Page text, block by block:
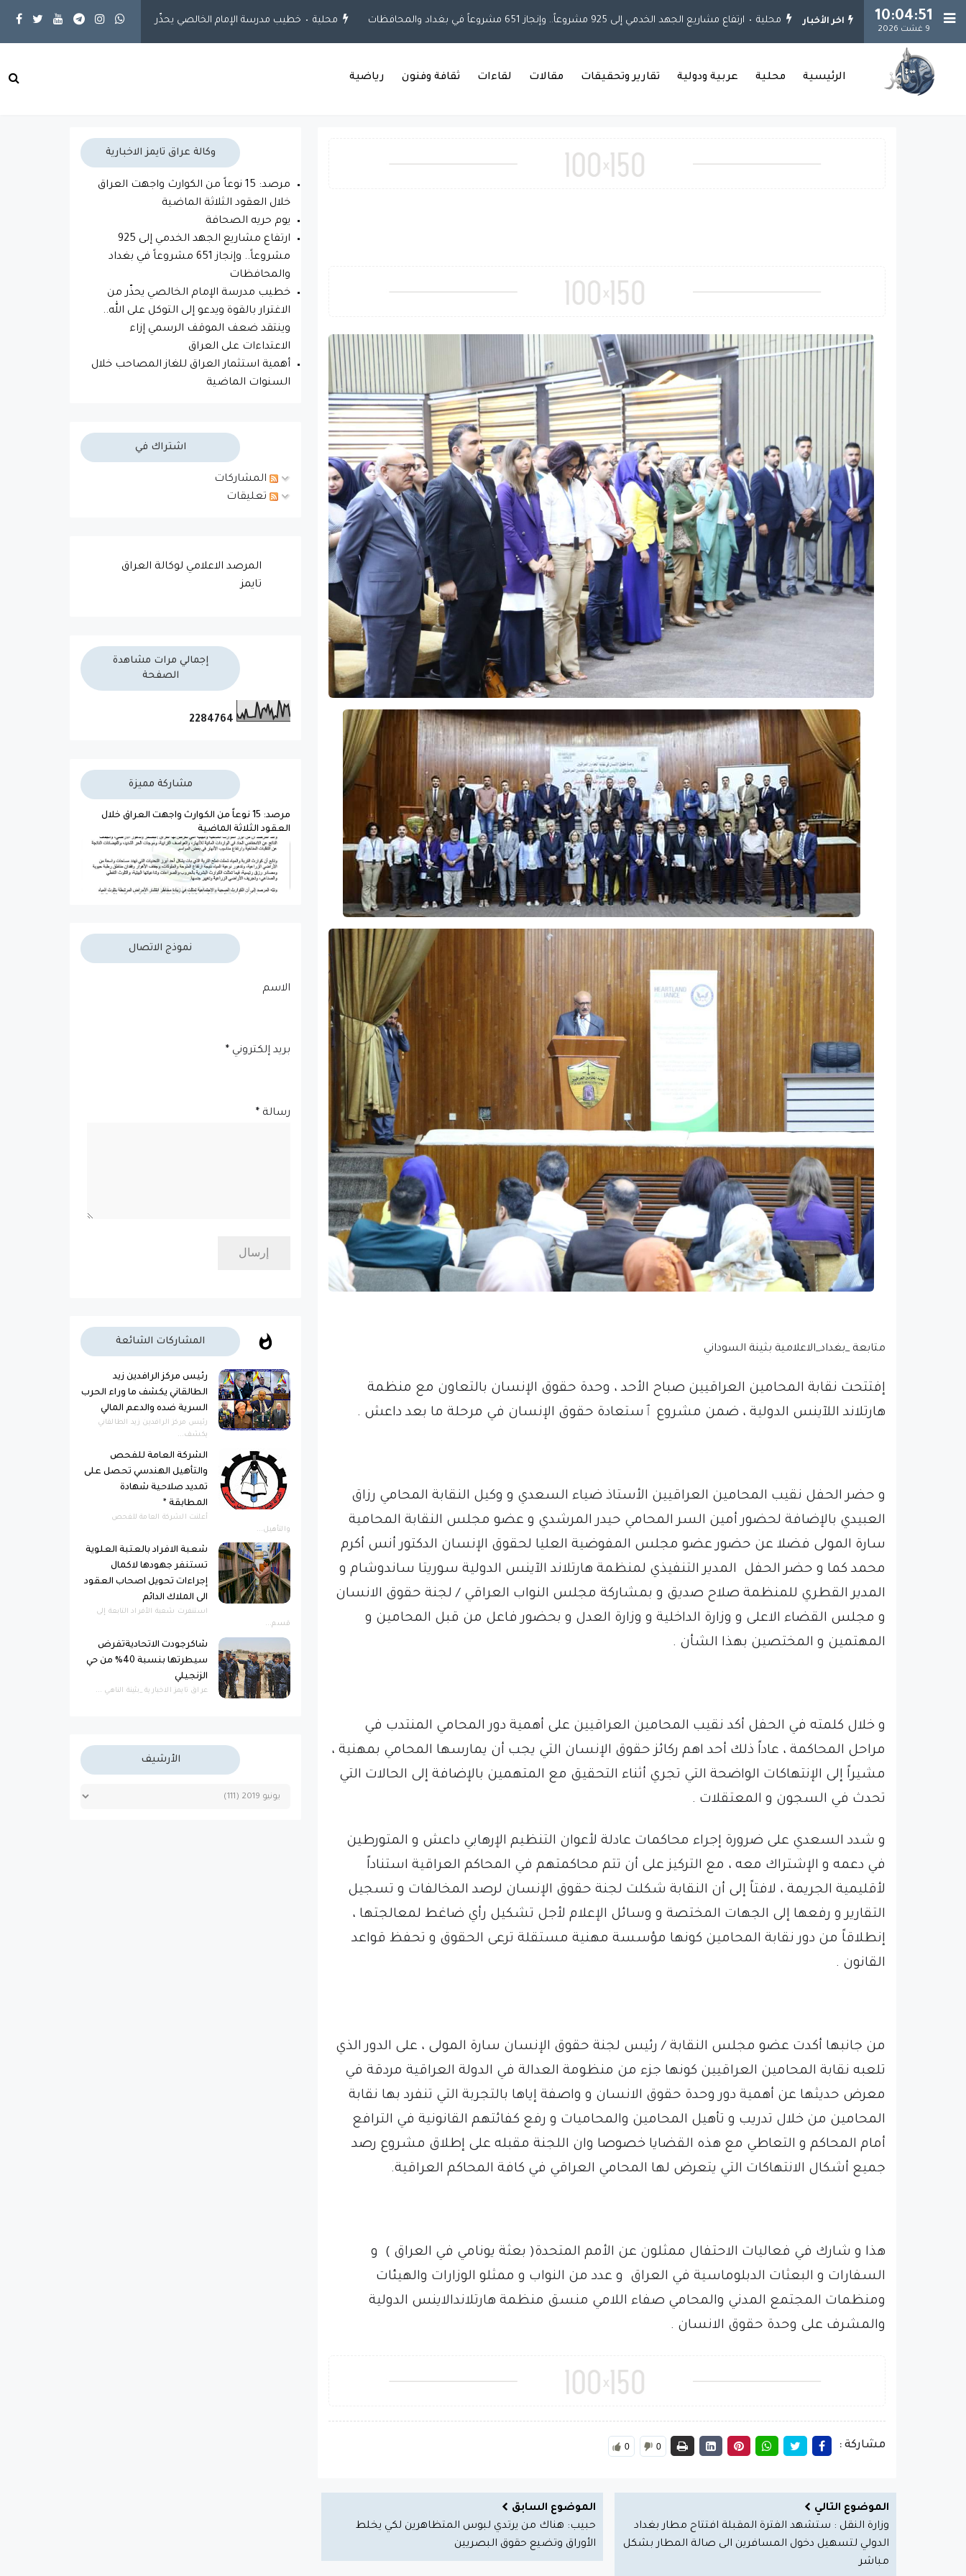
10:04:52
9 غشت 2026
اخر الأخبارمحلية ارتفاع مشاريع الجهد الخدمي إلى 925 مشروعاً.. وإنجاز 651 مشروعاً في بغداد والمحافظات محلية خطيب مدرسة الإمام الخالصي يحذّر من الاغترار بالقوة ويدعو إلى التوكل على
الرئيسية محلية عربية ودولية تقارير وتحقيقات مقالات لقاءات ثقافة وفنون رياضية
متابعة _بغداد_الاعلامية بثينة السوداني
إفتتحت نقابة المحامين العراقيين صباح الأحد ، وحدة حقوق الإنسان بالتعاون مع منظمة
هارتلاند اللآينس الدولية ، ضمن مشروع ٱستعادة حقوق الإنسان في مرحلة ما بعد داعش .
و حضر الحفل نقيب المحامين العراقيين الأستاذ ضياء السعدي و وكيل النقابة المحامي رزاق
العبيدي بالإضافة لحضور أمين السر المحامي حيدر المرشدي و عضو مجلس النقابة المحامية
سارة المولى فضلا عن حضور عضو مجلس المفوضية العليا لحقوق الإنسان الدكتور أنس أكرم
محمد كما و حضر الحفل المدير التنفيذي لمنظمة هارتلاند الآينس الدولية سوريتا ساندوشام و
المدير القطري للمنظمة صلاح صديق و بمشاركة مجلس النواب العراقي / لجنة حقوق الانسان
و مجلس القضاء الاعلى و وزارة الداخلية و وزارة العدل و بحضور فاعل من قبل المحامين و
المهتمين و المختصين بهذا الشأن .
و خلال كلمته في الحفل أكد نقيب المحامين العراقيين على أهمية دور المحامي المنتدب في
مراحل المحاكمة ، عاداً ذلك أحد اهم ركائز حقوق الإنسان التي يجب أن يمارسها المحامي بمهنية ،
مشيراً إلى الإنتهاكات الواضحة التي تجري أثناء التحقيق مع المتهمين بالإضافة إلى الحالات التي
تحدث في السجون و المعتقلات .
و شدد السعدي على ضرورة إجراء محاكمات عادلة لأعوان التنظيم الإرهابي داعش و المتورطين
في دعمه و الإشتراك معه ، مع التركيز على أن تتم محاكمتهم في المحاكم العراقية استناداً
لأقليمية الجريمة ، لافتاً إلى أن النقابة شكلت لجنة حقوق الإنسان لرصد المخالفات و تسجيل
التقارير و رفعها إلى الجهات المختصة و وسائل الإعلام لأجل تشكيل رأي ضاغط لمعالجتها ،
إنطلاقاً من دور نقابة المحامين كونها مؤسسة مهنية مستقلة ترعى الحقوق و تحفظ قواعد
القانون .
من جانبها أكدت عضو مجلس النقابة / رئيس لجنة حقوق الإنسان سارة المولى ، على الدور الذي
تلعبه نقابة المحامين العراقيين كونها جزء من منظومة العدالة في الدولة العراقية مردقة في
معرض حديثها عن أهمية دور وحدة حقوق الانسان و واصفة إياها بالتجربة التي تنفرد بها نقابة
المحامين من خلال تدريب و تأهيل المحامين والمحاميات و رفع كفائتهم القانونية في الترافع
أمام المحاكم و التعاطي مع هذه القضايا خصوصا وان اللجنة مقبله على إطلاق مشروع رصد
جميع أشكال الانتهاكات التي يتعرض لها المحامي العراقي في كافة المحاكم العراقية.
هذا و شارك في فعاليات الاحتفال ممثلون عن الأمم المتحدة( بعثة يونامي في العراق ) و
السفارات و البعثات الدبلوماسية في العراق و عدد من النواب و ممثلو الوزارات والهيئات
ومنظمات المجتمع المدني والمحامي صفاء اللامي منسق منظمة هارتلاندالاينس الدولية
والمشرف على وحدة حقوق الانسان .
مشاركة : 0 0
الموضوع التالي
وزارة النقل : ستشهد الفترة المقبلة افتتاح مطار بغداد
الدولي لتسهيل دخول المسافرين الى صالة المطار بشكل
مباشر
الموضوع السابق
حبيب: هناك من يرتدي لبوس المتظاهرين لكي يخلط
الأوراق وتضيع حقوق البصريين
وكالة عراق تايمز الاخبارية
مرصد: 15 نوعاً من الكوارث واجهت العراق
خلال العقود الثلاثة الماضية
يوم حريه الصحافة
ارتفاع مشاريع الجهد الخدمي إلى 925
مشروعاً.. وإنجاز 651 مشروعاً في بغداد
والمحافظات
خطيب مدرسة الإمام الخالصي يحذّر من
الاغترار بالقوة ويدعو إلى التوكل على الله..
وينتقد ضعف الموقف الرسمي إزاء
الاعتداءات على العراق
أهمية استثمار العراق للغاز المصاحب خلال
السنوات الماضية
اشتراك في
المشاركات
تعليقات
‏المرصد الاعلامي لوكالة العراق
تايمز‏
إجمالي مرات مشاهدة
الصفحة
2284764
مشاركة مميزة
مرصد: 15 نوعاً من الكوارث واجهت العراق خلال
العقود الثلاثة الماضية
نموذج الاتصال
الاسم
بريد إلكتروني *
رسالة *
المشاركات الشائعة
رئيس مركز الرافدين زيد
الطالقاني يكشف ما وراء الحرب
السرية ضده والدعم المالي
رئيس مركز الرافدين زيد الطالقاني
يكشف...
الشركة العامة للفحص
والتأهيل الهندسي تحصل على
تمديد صلاحية شهادة
المطابقة *
أعلنت الشركة العامة للفحص
والتأهيل...
شعبة الافراد بالعتبة العلوية
تستنفر جهودها لاكمال
إجراءات تحويل اصحاب العقود
الى الملاك الدائم
استنفرت شعبة الأفراد التابعة إلى
قسم...
شاكرجودت الاتحاديةتفرض
سيطرتها بنسبة 40% من حي
الزنجيلي
عراق تايمز الاخبارية _بثينة الناهي ...
الأرشيف